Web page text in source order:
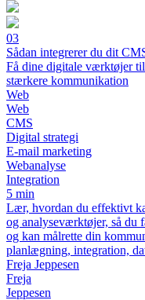
03
Sådan integrerer du dit
Få dine digitale værktøjer
stærkere kommunikation
Web
Web
CMS
Digital strategi
E-mail marketing
Webanalyse
Integration
5 min
Lær, hvordan du effektivt
og analyseværktøjer, så du
og kan målrette din
planlægning, integration,
Freja Jeppesen
Freja
Jeppesen